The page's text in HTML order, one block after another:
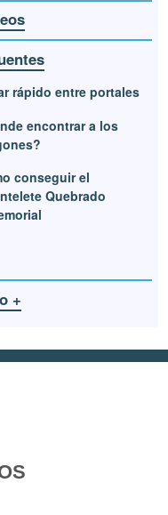
rápido entre portales
encontrar a los
conseguir el
Quebrado
+